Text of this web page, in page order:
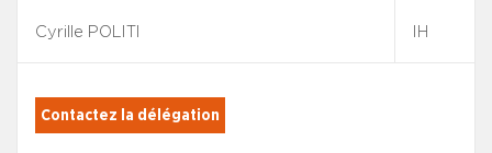
Cyrille POLITI IH
Contactez la délégation